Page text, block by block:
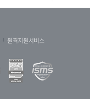
원격지원서비스